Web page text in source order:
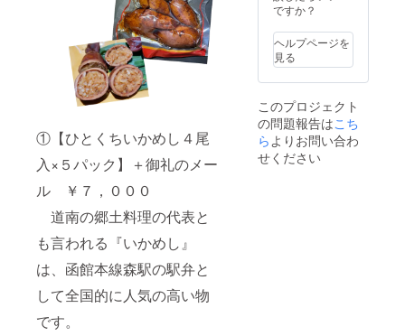
①【ひとくちいかめし４尾
入×５パック】＋御礼のメー
ル ￥７，０００
道南の郷土料理の代表と
も言われる『いかめし』
は、函館本線森駅の駅弁と
して全国的に人気の高い物
です。
保存方
射日
光、高
温多湿
を避
温にて
保存
ル、
調味
料（ア
ミノ酸
着色料
（カラ
メル、
紅
麹）、
もち米
道
産）、
醤油、
砂糖、
調味料
／ソル
ビトー
ル、
ですか？
ヘルプページを
見る
このプロジェクト
の問題報告はこち
ら よりお問い合わ
せください